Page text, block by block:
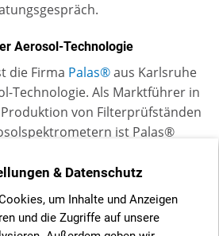
Aerosol-Technologie
die Firma Palas®aus Karlsruhe
Technologie. Als Marktführer in
von Filterprüfständen
ist Palas®
Die 70 Mitarbeiter
alle Produkteinhouse
made in Germany her.
& Datenschutz
um Inhalte und Anzeigen
und die Zugriffe auf unsere